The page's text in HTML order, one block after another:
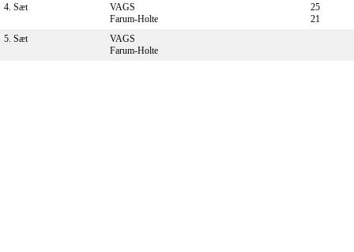
4. Sæt
VAGS
Farum-Holte
25
21
5. Sæt
VAGS
Farum-Holte